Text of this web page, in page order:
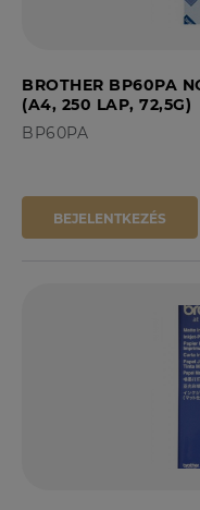
BROTHER BP60PA
(A4, 250 LAP, 72,5G)
BP60PA
BEJELENTKEZÉS